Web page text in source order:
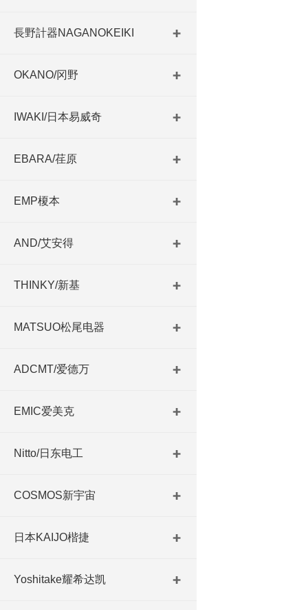
長野計器NAGANOKEIKI
OKANO/冈野
IWAKI/日本易威奇
EBARA/荏原
EMP榎本
AND/艾安得
THINKY/新基
MATSUO松尾电器
ADCMT/爱德万
EMIC爱美克
Nitto/日东电工
COSMOS新宇宙
日本KAIJO楷捷
Yoshitake耀希达凯